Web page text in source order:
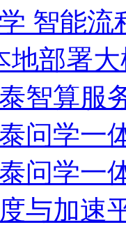
智能流
地部署
智算服
问学一
问学一
与加速